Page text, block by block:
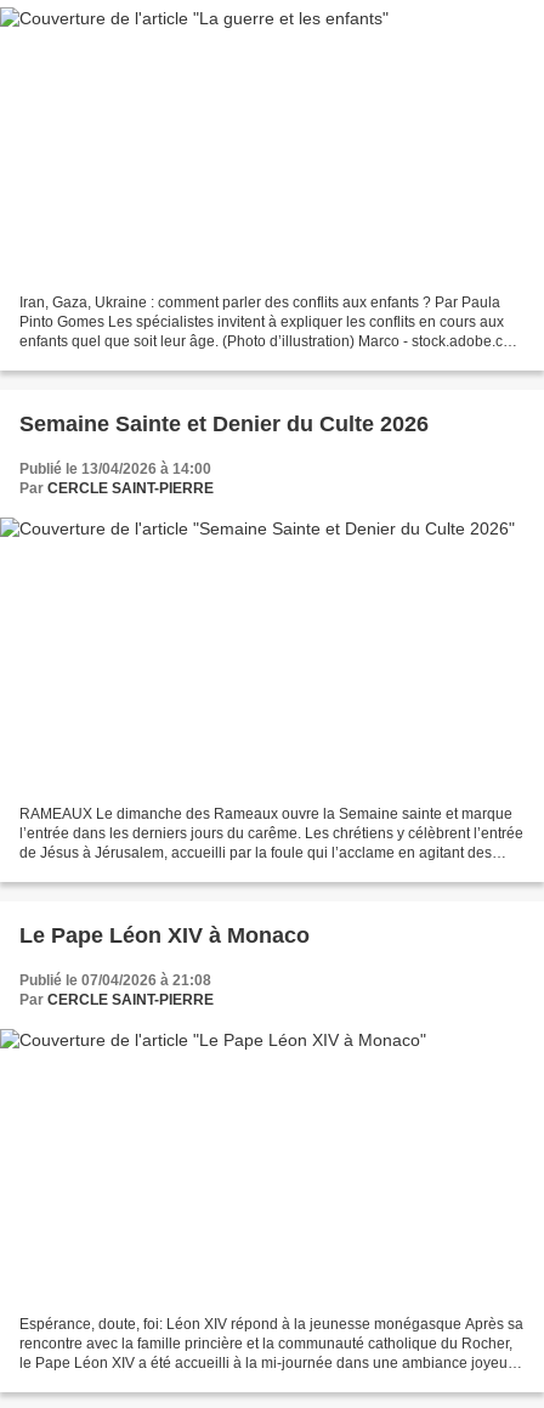
Iran, Gaza, Ukraine : comment parler des conflits aux enfants ? Par Paula
Pinto Gomes Les spécialistes invitent à expliquer les conflits en cours aux
enfants quel que soit leur âge. (Photo d’illustration) Marco - stock.adobe.com
Semaine Sainte et Denier du Culte 2026
Publié le 13/04/2026 à 14:00
Par CERCLE SAINT-PIERRE
RAMEAUX Le dimanche des Rameaux ouvre la Semaine sainte et marque
l’entrée dans les derniers jours du carême. Les chrétiens y célèbrent l’entrée
de Jésus à Jérusalem, accueilli par la foule qui l’acclame en agitant des
Le Pape Léon XIV à Monaco
Publié le 07/04/2026 à 21:08
Par CERCLE SAINT-PIERRE
Espérance, doute, foi: Léon XIV répond à la jeunesse monégasque Après sa
rencontre avec la famille princière et la communauté catholique du Rocher,
le Pape Léon XIV a été accueilli à la mi-journée dans une ambiance joyeuse